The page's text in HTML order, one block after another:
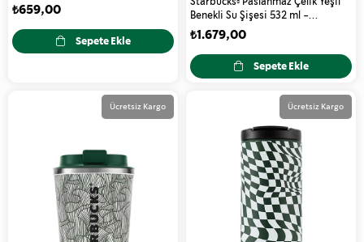
₺659,00
Sepete Ekle
Benekli Su Şişesi 532 ml -
11139803
₺1.679,00
Sepete Ekle
Ücretsiz Kargo Ücretsiz Kargo